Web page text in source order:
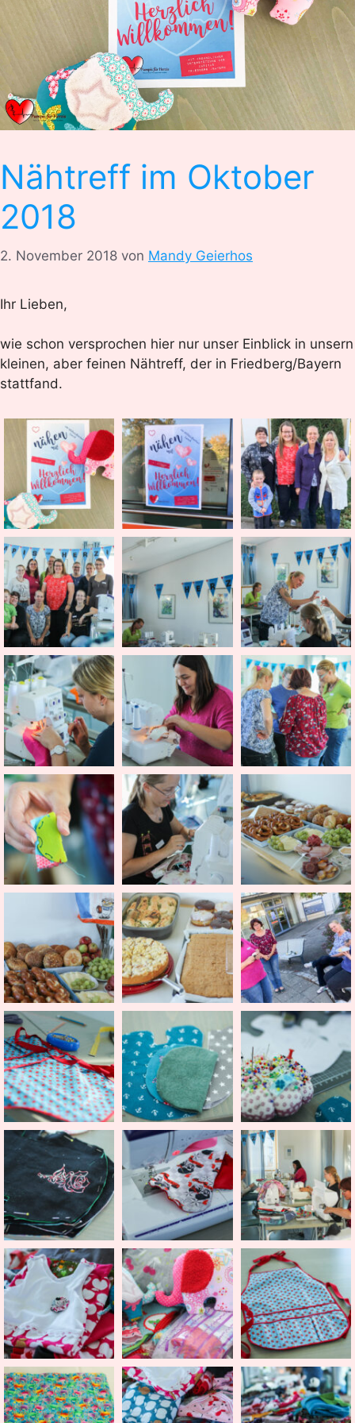
Nähtreff im Oktober
2018
2. November 2018 von Mandy Geierhos
Ihr Lieben,
wie schon versprochen hier nur unser Einblick in unsern
kleinen, aber feinen Nähtreff, der in Friedberg/Bayern
stattfand.